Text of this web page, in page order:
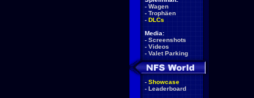
- Wagen
- Trophäen
- DLCs
Media:
- Screenshots
- Videos
- Valet Parking
- Showcase
- Leaderboard